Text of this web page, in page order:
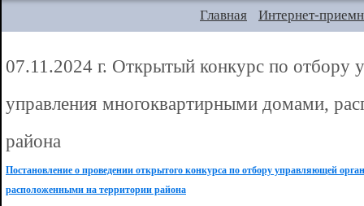
Главная Интернет-
07.11.2024 г. Открытый конкурс по отбору
управления многоквартирными домами,
района
Постановление о проведении открытого конкурса по отбору управляющей
расположенными на территории района